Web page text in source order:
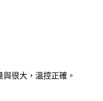
很大，溫控正確。